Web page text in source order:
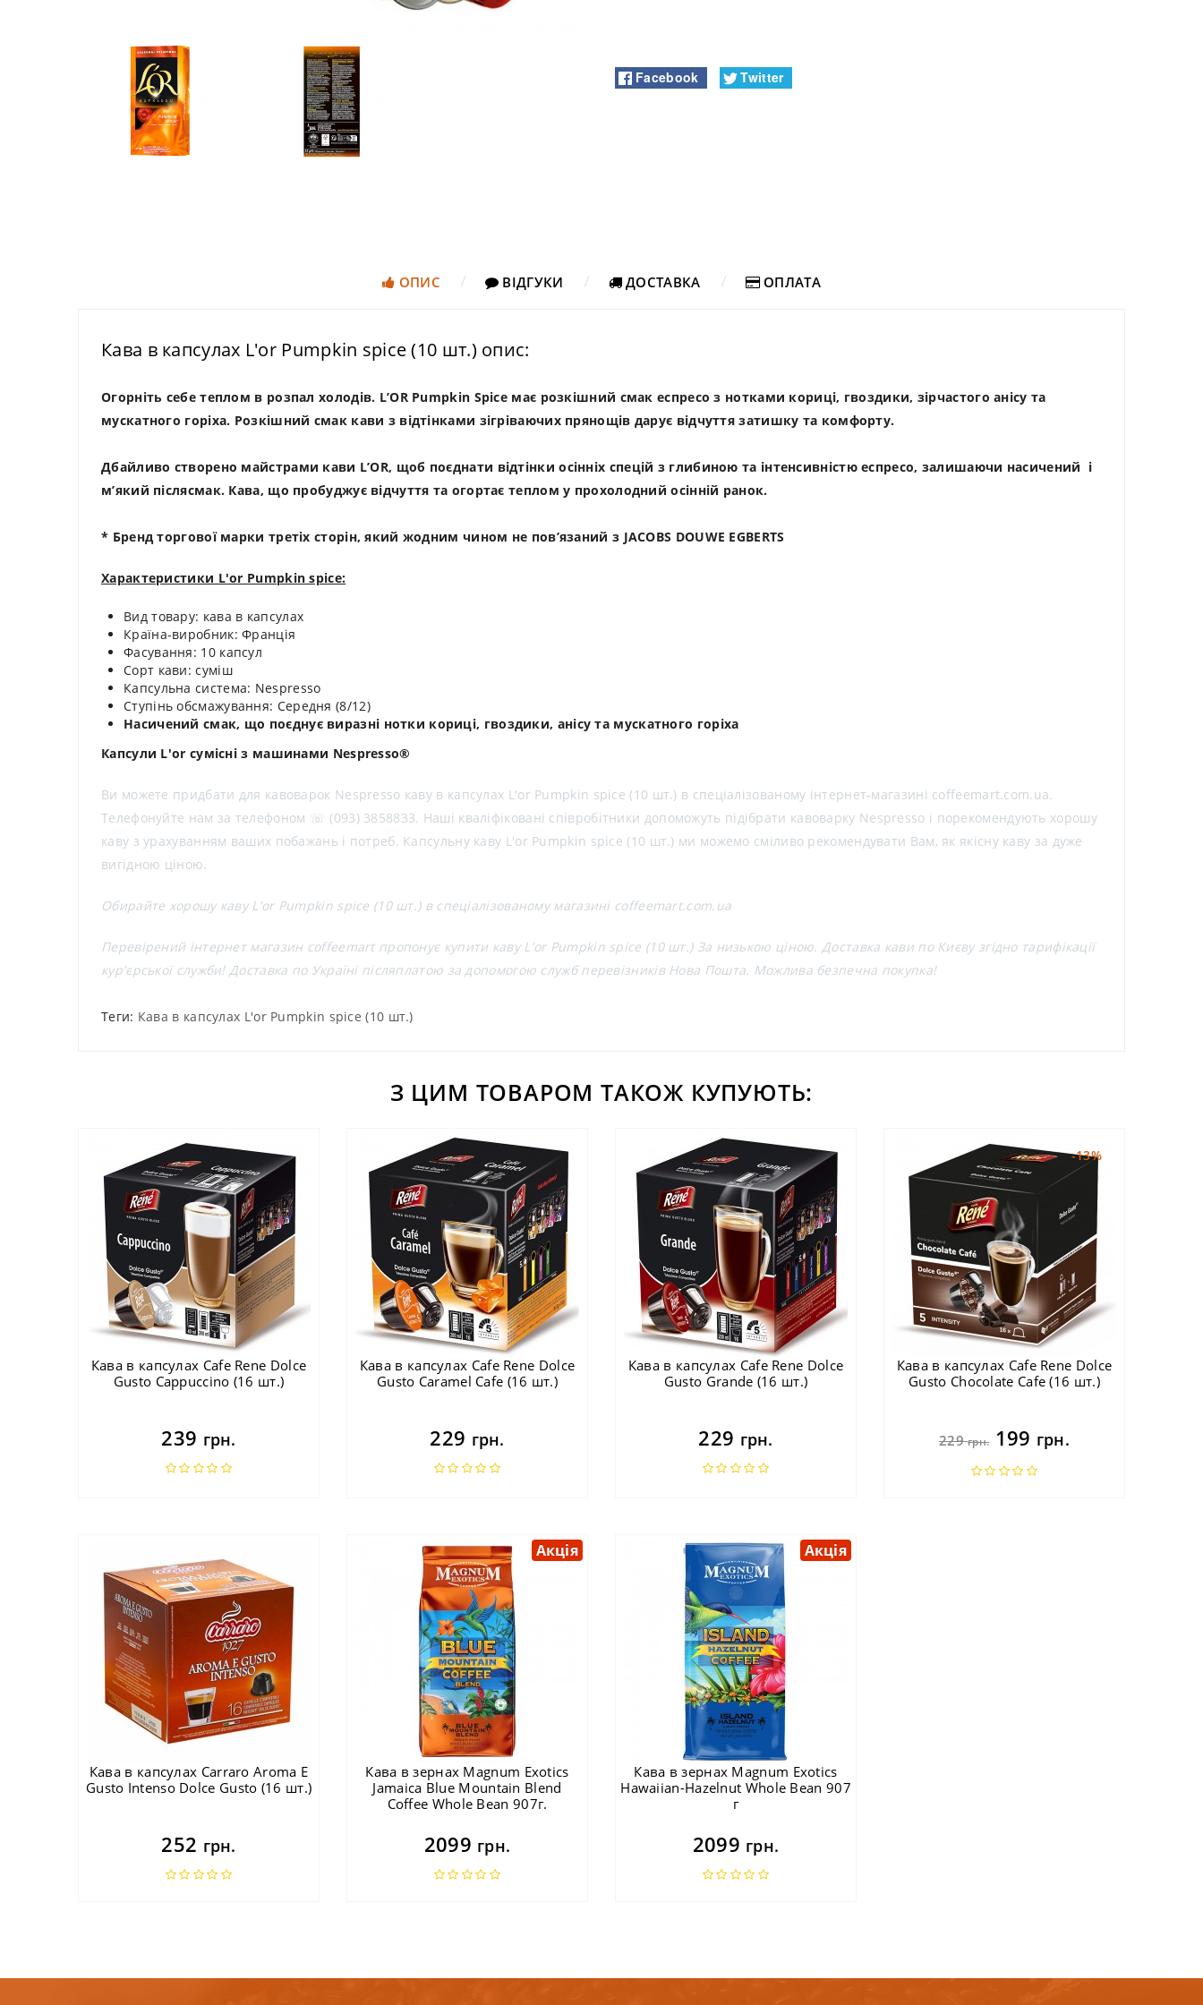
Facebook Twitter
ОПИС ВІДГУКИ ДОСТАВКА ОПЛАТА
Кава в капсулах L'or Pumpkin spice (10 шт.) опис:
Огорніть себе теплом в розпал холодів. L’OR Pumpkin Spice має розкішний смак еспресо з нотками кориці, гвоздики, зірчастого анісу та
мускатного горіха. Розкішний смак кави з відтінками зігріваючих прянощів дарує відчуття затишку та комфорту.
Дбайливо створено майстрами кави L’OR, щоб поєднати відтінки осінніх спецій з глибиною та інтенсивністю еспресо, залишаючи насичений і
м’який післясмак. Кава, що пробуджує відчуття та огортає теплом у прохолодний осінній ранок.
* Бренд торгової марки третіх сторін, який жодним чином не пов’язаний з JACOBS DOUWE EGBERTS
Характеристики L'or Pumpkin spice:
Вид товару: кава в капсулах
Країна-виробник: Франція
Фасування: 10 капсул
Сорт кави: суміш
Капсульна система: Nespresso
Ступінь обсмажування: Середня (8/12)
Насичений смак, що поєднує виразні нотки кориці, гвоздики, анісу та мускатного горіха
Капсули L'or сумісні з машинами Nespresso®
Ви можете придбати для кавоварок Nespresso каву в капсулах L'or Pumpkin spice (10 шт.) в спеціалізованому інтернет-магазині coffeemart.com.ua.
Телефонуйте нам за телефоном ☏ (093) 3858833. Наші кваліфіковані співробітники допоможуть підібрати кавоварку Nespresso і порекомендують хорошу
каву з урахуванням ваших побажань і потреб. Капсульну каву L'or Pumpkin spice (10 шт.) ми можемо сміливо рекомендувати Вам, як якісну каву за дуже
вигідною ціною.
Обирайте хорошу каву L'or Pumpkin spice (10 шт.) в спеціалізованому магазині coffeemart.com.ua
Перевірений інтернет магазин coffeemart пропонує купити каву L'or Pumpkin spice (10 шт.) За низькою ціною. Доставка кави по Києву згідно тарифікації
кур'єрської служби! Доставка по Україні післяплатою за допомогою служб перевізників Нова Пошта. Можлива безпечна покупка!
Теги: Кава в капсулах L'or Pumpkin spice (10 шт.)
З ЦИМ ТОВАРОМ ТАКОЖ КУПУЮТЬ:
Кава в капсулах Cafe Rene Dolce
Gusto Cappuccino (16 шт.)
239 грн.
Кава в капсулах Cafe Rene Dolce
Gusto Caramel Cafe (16 шт.)
229 грн.
Кава в капсулах Cafe Rene Dolce
Gusto Grande (16 шт.)
229 грн.
-13%
Кава в капсулах Cafe Rene Dolce
Gusto Chocolate Cafe (16 шт.)
229грн.199 грн.
Кава в капсулах Carraro Aroma E
Gusto Intenso Dolce Gusto (16 шт.)
252 грн.
Акція
Кава в зернах Magnum Exotics
Jamaica Blue Mountain Blend
Coffee Whole Bean 907г.
2099 грн.
Акція
Кава в зернах Magnum Exotics
Hawaiian-Hazelnut Whole Bean 907
г
2099 грн.